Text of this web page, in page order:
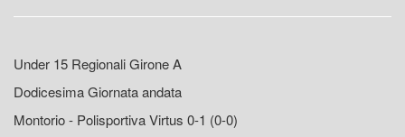
Under 15 Regionali Girone A
Dodicesima Giornata andata
Montorio - Polisportiva Virtus 0-1 (0-0)